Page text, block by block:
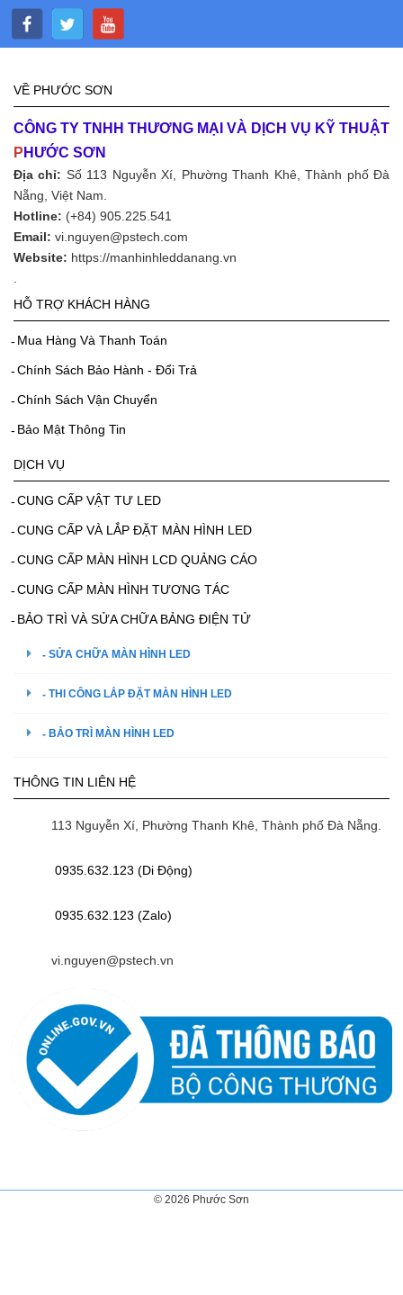
VỀ PHƯỚC SƠN
CÔNG TY TNHH THƯƠNG MẠI VÀ DỊCH VỤ KỸ THUẬT
P HƯỚC SƠN
Địa chỉ: Số 113 Nguyễn Xí, Phường Thanh Khê, Thành phố Đà
Nẵng, Việt Nam.
Hotline: (+84) 905.225.541
Email: vi.nguyen@pstech.com
Website: https://manhinhleddanang.vn
HỖ TRỢ KHÁCH HÀNG
Mua Hàng Và Thanh Toán
Chính Sách Bảo Hành - Đổi Trả
Chính Sách Vận Chuyển
Bảo Mật Thông Tin
DỊCH VỤ
CUNG CẤP VẬT TƯ LED
CUNG CẤP VÀ LẮP ĐẶT MÀN HÌNH LED
CUNG CẤP MÀN HÌNH LCD QUẢNG CÁO
CUNG CẤP MÀN HÌNH TƯƠNG TÁC
BẢO TRÌ VÀ SỬA CHỮA BẢNG ĐIỆN TỬ
SỬA CHỮA MÀN HÌNH LED
THI CÔNG LẮP ĐẶT MÀN HÌNH LED
BẢO TRÌ MÀN HÌNH LED
THÔNG TIN LIÊN HỆ
113 Nguyễn Xí, Phường Thanh Khê, Thành phố Đà Nẵng.
0935.632.123 (Di Động)
0935.632.123 (Zalo)
vi.nguyen@pstech.vn
© 2026 Phước Sơn